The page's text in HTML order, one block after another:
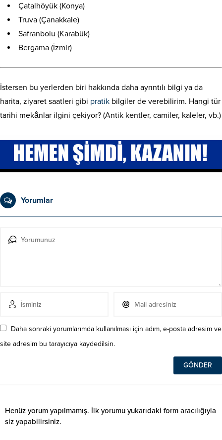
Çatalhöyük (Konya)
Truva (Çanakkale)
Safranbolu (Karabük)
Bergama (İzmir)
İstersen bu yerlerden biri hakkında daha ayrıntılı bilgi ya da
harita, ziyaret saatleri gibi pratik bilgiler de verebilirim. Hangi tür
tarihi mekânlar ilgini çekiyor? (Antik kentler, camiler, kaleler, vb.)
Yorumlar
Daha sonraki yorumlarımda kullanılması için adım, e-posta adresim ve
site adresim bu tarayıcıya kaydedilsin.
Henüz yorum yapılmamış. İlk yorumu yukarıdaki form aracılığıyla
siz yapabilirsiniz.